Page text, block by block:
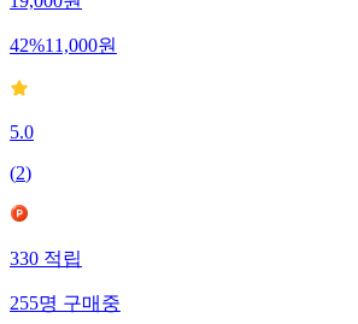
19,000원
42%11,000원
5.0
(2)
330적립
255명구매중